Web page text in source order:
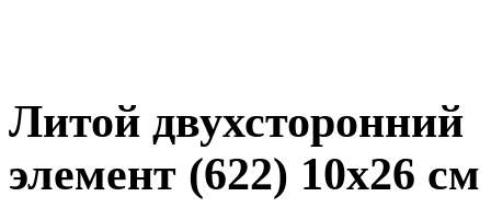
Литой двухсторонний
элемент (622) 10x26 см